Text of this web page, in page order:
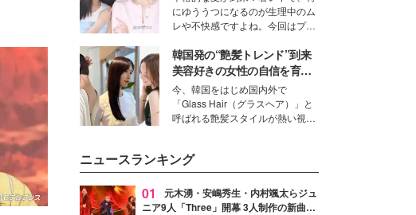
プチャリングスキン：捕水肌）」
技術を、花王が構築した。
にゆううつになるのが生理中のム
レや不快感ですよね。今回はプラ
モデル・愛甲ひかりさんと橋下美
好さんを迎えて本音で女子会トー
ク。猛暑のお出かけを快適に過ご
すヒントや、2人が感動した夏の
生理の新常識にも迫りました。
韓国発の“艶髪トレンド”到来
美容好きの女性の自信を育む
「ヘアケア事情」って？
今、韓国をはじめ国内外で
「Glass Hair（グラスヘア）」と
呼ばれる艶髪スタイルが熱い視線
して、“髪そのものの美しさ”に改
めて注目する人が増えている様
子。今回は、そんな憧れの艶やか
な髪を日常で叶える、美容好きの
ニュースランキング
01
元木湧・安嶋秀生・内村颯太らジュ
ニア9人「Three」開幕 3人制作の新曲＆